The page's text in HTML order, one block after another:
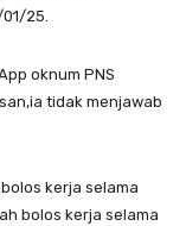
25.
oknum PNS
tidak menjawab
kerja selama
bolos kerja selama